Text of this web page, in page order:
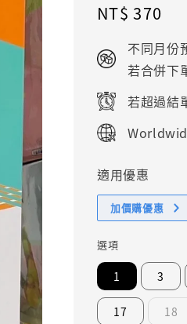
Regular
NT$ 370
不同月份
若合併下
若超過結
適用優惠
加價購優惠
選項
1 3
17 18